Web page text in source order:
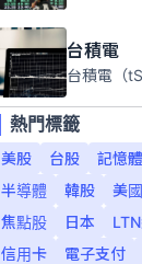
台積電
熱門標籤
美股
台股 記憶體
半導體
韓股 美國
焦點股
日本
信用卡
電子支付